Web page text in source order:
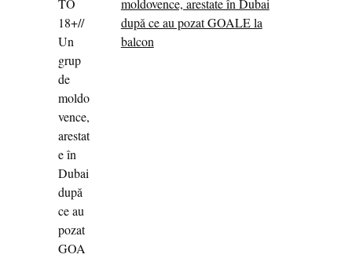
moldovence, arestate în Dubai
după ce au pozat GOALE la
balcon